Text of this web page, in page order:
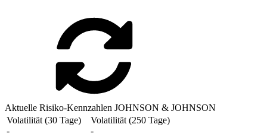
Aktuelle Risiko-Kennzahlen JOHNSON & JOHNSON
Volatilität (30 Tage)
-
Volatilität (250 Tage)
-